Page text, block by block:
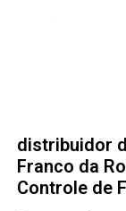
distribuidor
Franco da
Controle de